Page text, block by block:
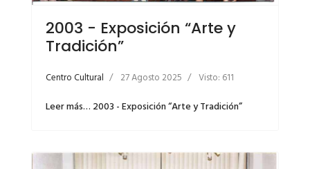
2003 - Exposición “Arte y
Tradición”
Centro Cultural 27 Agosto 2025 Visto: 611
Leer más… 2003 - Exposición “Arte y Tradición”